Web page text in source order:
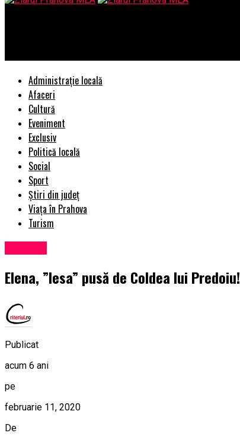
Administrație locală
Afaceri
Cultură
Eveniment
Exclusiv
Politică locală
Social
Sport
Știri din județ
Viața în Prahova
Turism
Elena, ”lesa” pusă de Coldea lui Predoiu!
Publicat
acum 6 ani
pe
februarie 11, 2020
De